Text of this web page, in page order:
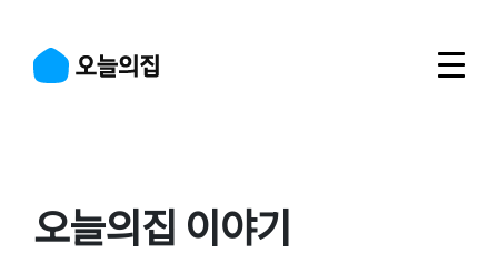
오늘의집 이야기